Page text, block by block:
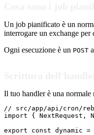
Un job pianificato è un
interrogare un exchange
Ogni esecuzione è un POST
Il tuo handler è una
// src/app/api/cron/
import { NextRequest,
export const dynamic